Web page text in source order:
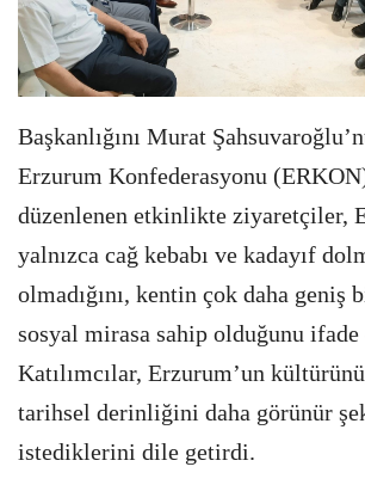
Başkanlığını Murat
Erzurum Konfederasyonu
düzenlenen etkinlikte ziyaretçiler,
yalnızca cağ kebabı ve kadayıf
olmadığını, kentin çok daha geniş
sosyal mirasa sahip olduğunu
Katılımcılar, Erzurum’un
tarihsel derinliğini daha görünür
istediklerini dile getirdi.